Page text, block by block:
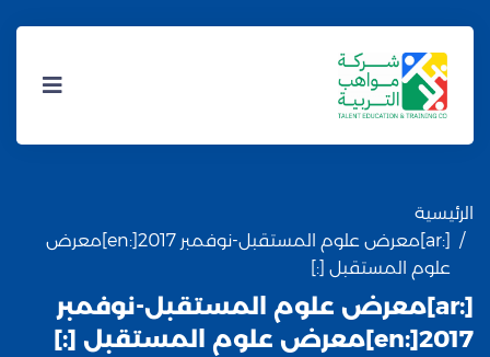
الرئيسية
[:ar]معرض علوم المستقبل-نوفمبر 2017[:en]معرض
علوم المستقبل [:]
[:ar]معرض علوم المستقبل-نوفمبر
2017[:en]معرض علوم المستقبل [:]